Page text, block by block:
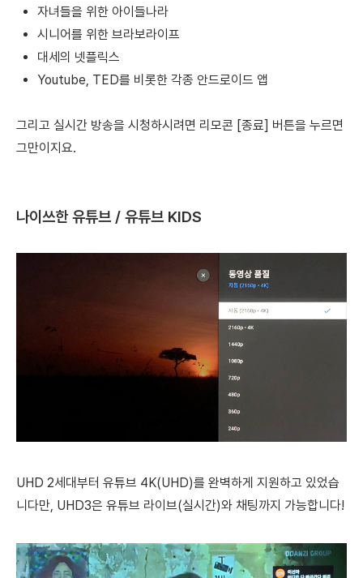
자녀들을 위한 아이들나라
시니어를 위한 브라보라이프
대세의 넷플릭스
Youtube, TED를 비롯한 각종 안드로이드 앱
그리고 실시간 방송을 시청하시려면 리모콘 [종료] 버튼을 누르면
그만이지요.
나이쓰한 유튜브 / 유튜브 KIDS
UHD 2세대부터 유튜브 4K(UHD)를 완벽하게 지원하고 있었습
니다만, UHD3은 유튜브 라이브(실시간)와 채팅까지 가능합니다!